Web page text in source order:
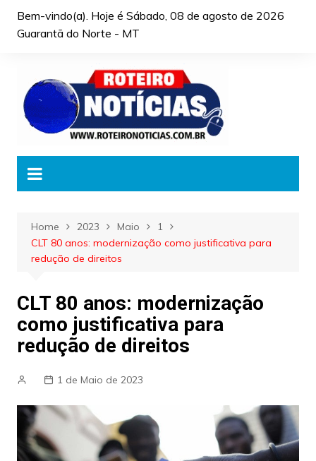
Bem-vindo(a). Hoje é Sábado, 08 de agosto de 2026
Guarantã do Norte - MT
Home 2023 Maio
1
CLT 80 anos: modernização como justificativa para
redução de direitos
CLT 80 anos: modernização
como justificativa para
redução de direitos
1 de Maio de 2023